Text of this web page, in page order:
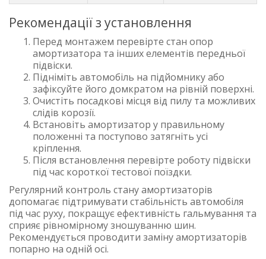
Рекомендації з установлення
Перед монтажем перевірте стан опор
амортизатора та інших елементів передньої
підвіски.
Підніміть автомобіль на підйомнику або
зафіксуйте його домкратом на рівній поверхні.
Очистіть посадкові місця від пилу та можливих
слідів корозії.
Встановіть амортизатор у правильному
положенні та поступово затягніть усі
кріплення.
Після встановлення перевірте роботу підвіски
під час короткої тестової поїздки.
Регулярний контроль стану амортизаторів
допомагає підтримувати стабільність автомобіля
під час руху, покращує ефективність гальмування та
сприяє рівномірному зношуванню шин.
Рекомендується проводити заміну амортизаторів
попарно на одній осі.